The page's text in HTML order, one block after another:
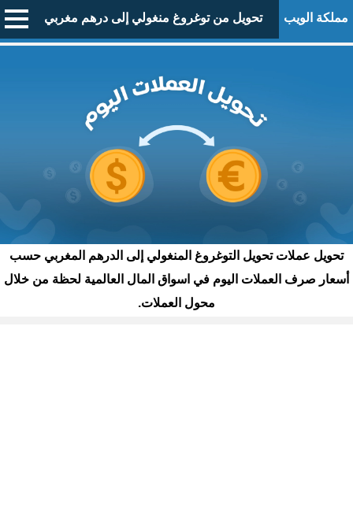
مملكة الويب تحويل من توغروغ منغولي إلى درهم مغربي
تحويل عملات تحويل التوغروغ المنغولي إلى الدرهم المغربي حسب
أسعار صرف العملات اليوم في اسواق المال العالمية لحظة من خلال
محول العملات.